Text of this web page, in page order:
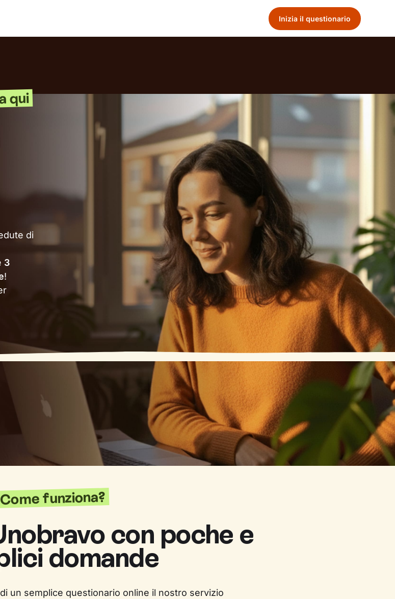
Inizia il questionario
qui
di
3
!
Come funziona?
con poche e
domande
un semplice questionario online il nostro servizio